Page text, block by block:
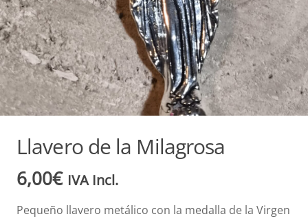
Llavero de la Milagrosa
6,00€ IVA Incl.
Pequeño llavero metálico con la medalla de la Virgen